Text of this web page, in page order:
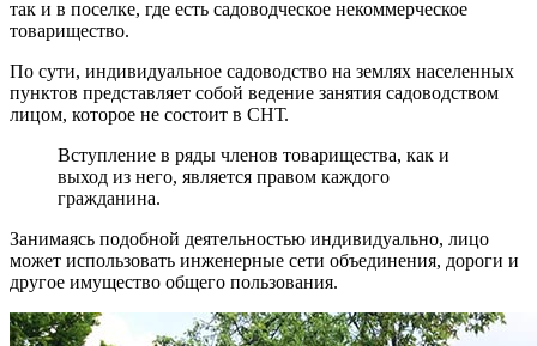
так и в поселке, где есть садоводческое некоммерческое
товарищество.
По сути, индивидуальное садоводство на землях населенных
пунктов представляет собой ведение занятия садоводством
лицом, которое не состоит в СНТ.
Вступление в ряды членов товарищества, как и
выход из него, является правом каждого
гражданина.
Занимаясь подобной деятельностью индивидуально, лицо
может использовать инженерные сети объединения, дороги и
другое имущество общего пользования.